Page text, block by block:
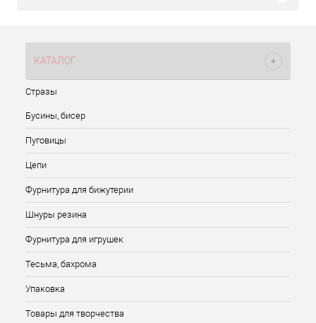
КАТАЛОГ
Стразы
Бусины, бисер
Пуговицы
Цепи
Фурнитура для бижутерии
Шнуры резина
Фурнитура для игрушек
Тесьма, бахрома
Упаковка
Товары для творчества